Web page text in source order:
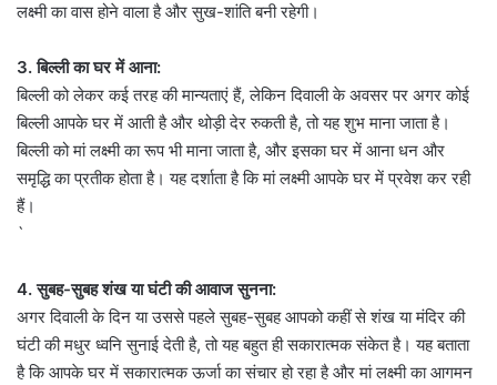
लक्ष्मी का वास होने वाला है और सुख-शांति बनी रहेगी।
3. बिल्ली का घर में आना:
बिल्ली को लेकर कई तरह की मान्यताएं हैं, लेकिन दिवाली के अवसर पर अगर कोई
बिल्ली आपके घर में आती है और थोड़ी देर रुकती है, तो यह शुभ माना जाता है।
बिल्ली को मां लक्ष्मी का रूप भी माना जाता है, और इसका घर में आना धन और
समृद्धि का प्रतीक होता है। यह दर्शाता है कि मां लक्ष्मी आपके घर में प्रवेश कर रही
हैं।
`
4. सुबह-सुबह शंख या घंटी की आवाज सुनना:
अगर दिवाली के दिन या उससे पहले सुबह-सुबह आपको कहीं से शंख या मंदिर की
घंटी की मधुर ध्वनि सुनाई देती है, तो यह बहुत ही सकारात्मक संकेत है। यह बताता
है कि आपके घर में सकारात्मक ऊर्जा का संचार हो रहा है और मां लक्ष्मी का आगमन